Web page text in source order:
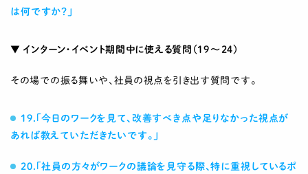
は何ですか？」
▼ インターン・イベント期間中に使える質問（19〜24）
その場での振る舞いや、社員の視点を引き出す質問です。
19.「今日のワークを見て、改善すべき点や足りなかった視点が
あれば教えていただきたいです。」
20.「社員の方々がワークの議論を見守る際、特に重視しているポ